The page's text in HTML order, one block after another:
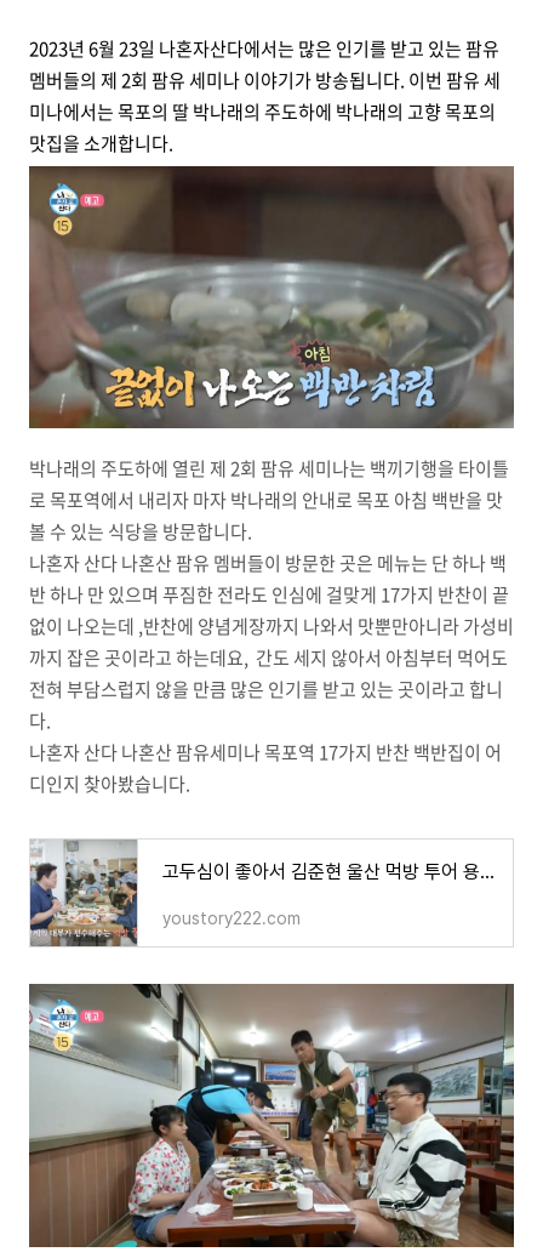
2023년 6월 23일 나혼자산다에서는 많은 인기를 받고 있는 팜유
멤버들의 제 2회 팜유 세미나 이야기가 방송됩니다. 이번 팜유 세
미나에서는 목포의 딸 박나래의 주도하에 박나래의 고향 목포의
맛집을 소개합니다.
박나래의 주도하에 열린 제 2회 팜유 세미나는 백끼기행을 타이틀
로 목포역에서 내리자 마자 박나래의 안내로 목포 아침 백반을 맛
볼 수 있는 식당을 방문합니다.
나혼자 산다 나혼산 팜유 멤버들이 방문한 곳은 메뉴는 단 하나 백
반 하나 만 있으며 푸짐한 전라도 인심에 걸맞게 17가지 반찬이 끝
없이 나오는데 ,반찬에 양념게장까지 나와서 맛뿐만아니라 가성비
까지 잡은 곳이라고 하는데요, 간도 세지 않아서 아침부터 먹어도
전혀 부담스럽지 않을 만큼 많은 인기를 받고 있는 곳이라고 합니
다.
나혼자 산다 나혼산 팜유세미나 목포역 17가지 반찬 백반집이 어
디인지 찾아봤습니다.
고두심이 좋아서 김준현 울산 먹방 투어 용가자미 찌개 문어숙회 맛집 어디? 60회 식당 위치 정보
youstory222.com